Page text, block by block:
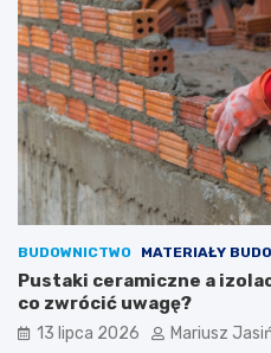
BUDOWNICTWO MATERIAŁY
Pustaki ceramiczne a
co zwrócić uwagę?
13 lipca 2026 Mariusz